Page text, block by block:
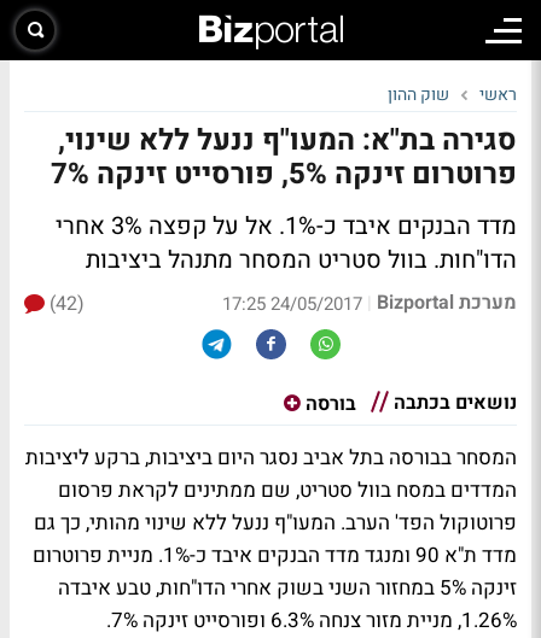
ראשי שוק ההון
סגירה בת"א: המעו"ף ננעל ללא שינוי,
פרוטרום זינקה 5%, פורסייט זינקה 7%
מדד הבנקים איבד כ-1%. אל על קפצה 3% אחרי
הדו"חות. בוול סטריט המסחר מתנהל ביציבות
מערכת Bizportal |
24/05/2017 17:25
(42)
נושאים בכתבה בורסה
המסחר בבורסה בתל אביב נסגר היום ביציבות, ברקע ליציבות
המדדים במסח בוול סטריט, שם ממתינים לקראת פרסום
פרוטוקול הפד' הערב. המעו"ף ננעל ללא שינוי מהותי, כך גם
מדד ת"א 90 ומנגד מדד הבנקים איבד כ-1%. מניית פרוטרום
זינקה 5% במחזור השני בשוק אחרי הדו"חות, טבע איבדה
1.26%, מניית מזור צנחה 6.3% ופורסייט זינקה 7%.